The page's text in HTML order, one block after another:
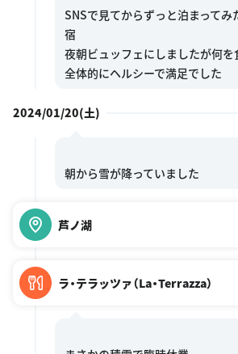
SNSで見てからずっと泊まってみ
宿
夜朝ビュッフェにしましたが何を
2024/01/20(土)
芦ノ湖
ラ・テラッツァ（La・Terrazza）